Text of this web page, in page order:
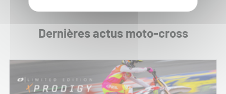
Dernières actus moto-cross